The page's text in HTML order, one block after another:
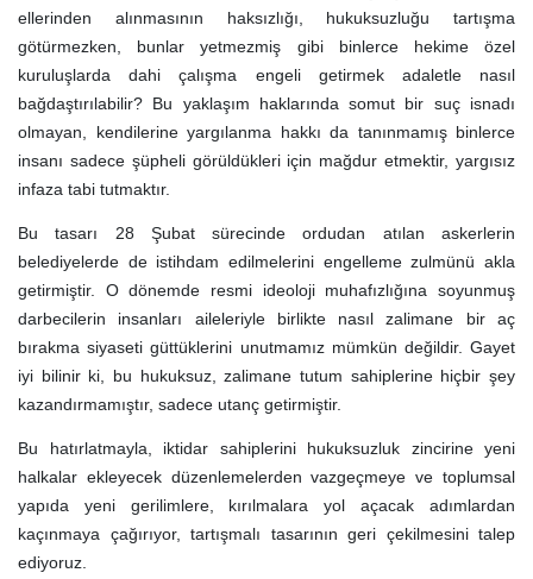
ellerinden alınmasının haksızlığı, hukuksuzluğu tartışma
götürmezken, bunlar yetmezmiş gibi binlerce hekime özel
kuruluşlarda dahi çalışma engeli getirmek adaletle nasıl
bağdaştırılabilir? Bu yaklaşım haklarında somut bir suç isnadı
olmayan, kendilerine yargılanma hakkı da tanınmamış binlerce
insanı sadece şüpheli görüldükleri için mağdur etmektir, yargısız
infaza tabi tutmaktır.
Bu tasarı 28 Şubat sürecinde ordudan atılan askerlerin
belediyelerde de istihdam edilmelerini engelleme zulmünü akla
getirmiştir. O dönemde resmi ideoloji muhafızlığına soyunmuş
darbecilerin insanları aileleriyle birlikte nasıl zalimane bir aç
bırakma siyaseti güttüklerini unutmamız mümkün değildir. Gayet
iyi bilinir ki, bu hukuksuz, zalimane tutum sahiplerine hiçbir şey
kazandırmamıştır, sadece utanç getirmiştir.
Bu hatırlatmayla, iktidar sahiplerini hukuksuzluk zincirine yeni
halkalar ekleyecek düzenlemelerden vazgeçmeye ve toplumsal
yapıda yeni gerilimlere, kırılmalara yol açacak adımlardan
kaçınmaya çağırıyor, tartışmalı tasarının geri çekilmesini talep
ediyoruz.